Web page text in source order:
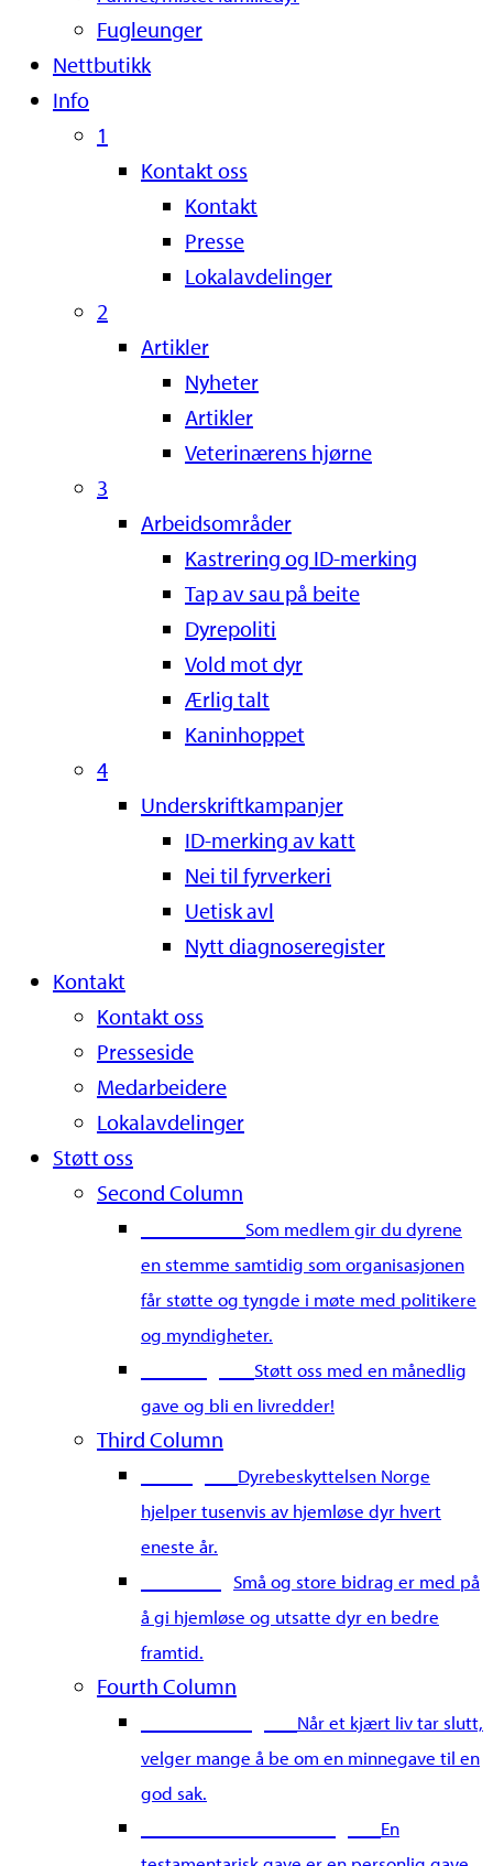
Fugleunger
Nettbutikk
Info
1
Kontakt oss
Kontakt
Presse
Lokalavdelinger
2
Artikler
Nyheter
Artikler
Veterinærens hjørne
3
Arbeidsområder
Kastrering og ID-merking
Tap av sau på beite
Dyrepoliti
Vold mot dyr
Ærlig talt
Kaninhoppet
4
Underskriftkampanjer
ID-merking av katt
Nei til fyrverkeri
Uetisk avl
Nytt diagnoseregister
Kontakt
Kontakt oss
Presseside
Medarbeidere
Lokalavdelinger
Støtt oss
Second Column
Som medlem gir du dyrene
en stemme samtidig som organisasjonen
får støtte og tyngde i møte med politikere
og myndigheter.
Støtt oss med en månedlig
gave og bli en livredder!
Third Column
Dyrebeskyttelsen Norge
hjelper tusenvis av hjemløse dyr hvert
eneste år.
Små og store bidrag er med på
å gi hjemløse og utsatte dyr en bedre
framtid.
Fourth Column
Når et kjært liv tar slutt,
velger mange å be om en minnegave til en
god sak.
En